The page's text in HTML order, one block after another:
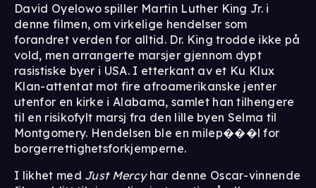
David Oyelowo spiller Martin Luther King Jr. i
denne filmen, om virkelige hendelser som
forandret verden for alltid. Dr. King trodde ikke på
vold, men arrangerte marsjer gjennom dypt
rasistiske byer i USA. I etterkant av et Ku Klux
Klan-attentat mot fire afroamerikanske jenter
utenfor en kirke i Alabama, samlet han tilhengere
til en risikofylt marsj fra den lille byen Selma til
Montgomery. Hendelsen ble en milep���l for
borgerrettighetsforkjemperne.
I likhet med Just Mercyhar denne Oscar-vinnende